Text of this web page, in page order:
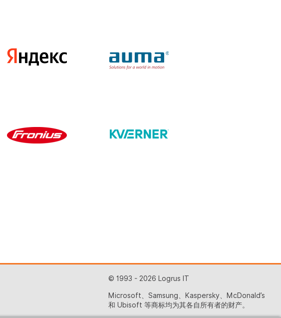
© 1993 - 2026 Logrus IT
Microsoft、Samsung、Kaspersky、McDonald’s
和 Ubisoft 等商标均为其各自所有者的财产。